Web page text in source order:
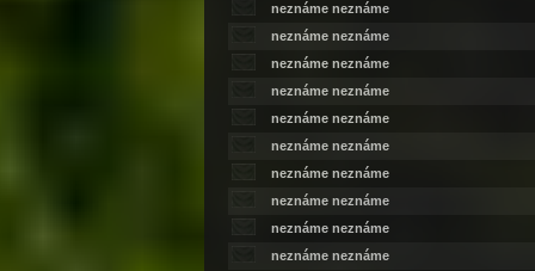
neznáme neznáme
neznáme neznáme
neznáme neznáme
neznáme neznáme
neznáme neznáme
neznáme neznáme
neznáme neznáme
neznáme neznáme
neznáme neznáme
neznáme neznáme